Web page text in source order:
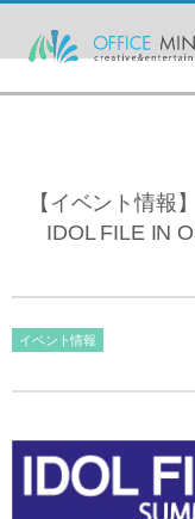
【イベント情報
IDOL FILE IN
イベント情報